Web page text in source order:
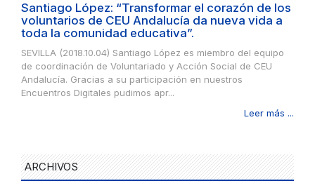
Santiago López: “Transformar el corazón de los
voluntarios de CEU Andalucía da nueva vida a
toda la comunidad educativa”.
SEVILLA (2018.10.04) Santiago López es miembro del equipo
de coordinación de Voluntariado y Acción Social de CEU
Andalucía. Gracias a su participación en nuestros
Encuentros Digitales pudimos apr...
Leer más ...
ARCHIVOS